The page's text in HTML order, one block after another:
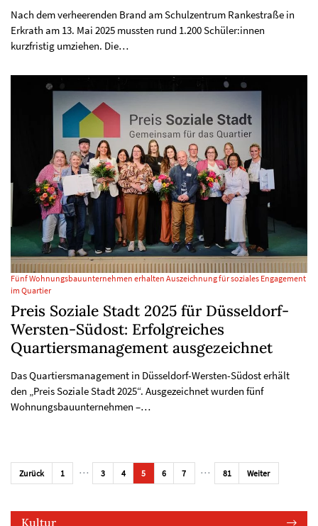
Nach dem verheerenden Brand am Schulzentrum Rankestraße in
Erkrath am 13. Mai 2025 mussten rund 1.200 Schüler:innen
kurzfristig umziehen. Die…
Fünf Wohnungsbauunternehmen erhalten Auszeichnung für soziales Engagement
im Quartier
Preis Soziale Stadt 2025 für Düsseldorf-
Wersten-Südost: Erfolgreiches
Quartiersmanagement ausgezeichnet
Das Quartiersmanagement in Düsseldorf-Wersten-Südost erhält
den „Preis Soziale Stadt 2025“. Ausgezeichnet wurden fünf
Wohnungsbauunternehmen –…
Zurück 1 … 3 4 5 6 7 … 81 Weiter
Kultur